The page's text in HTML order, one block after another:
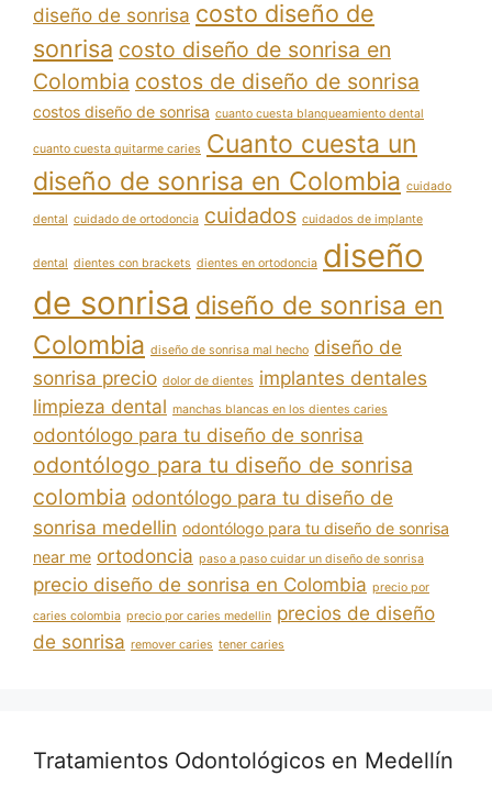
diseño de sonrisa costo diseño de
sonrisa costo diseño de sonrisa en
Colombia costos de diseño de sonrisa
costos diseño de sonrisa cuanto cuesta blanqueamiento dental
cuanto cuesta quitarme caries Cuanto cuesta un
diseño de sonrisa en Colombia cuidado
dental cuidado de ortodoncia cuidados cuidados de implante
dental dientes con brackets dientes en ortodoncia diseño
de sonrisa diseño de sonrisa en
Colombia diseño de sonrisa mal hecho diseño de
sonrisa precio dolor de dientes implantes dentales
limpieza dental manchas blancas en los dientes caries
odontólogo para tu diseño de sonrisa
odontólogo para tu diseño de sonrisa
colombia odontólogo para tu diseño de
sonrisa medellin odontólogo para tu diseño de sonrisa
near me ortodoncia paso a paso cuidar un diseño de sonrisa
precio diseño de sonrisa en Colombia precio por
caries colombia precio por caries medellin precios de diseño
de sonrisa remover caries tener caries
Tratamientos Odontológicos en Medellín